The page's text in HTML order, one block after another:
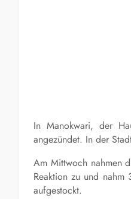
In Manokwari, der
angezündet. In der
Am Mittwoch nahmen
Reaktion zu und
aufgestockt.